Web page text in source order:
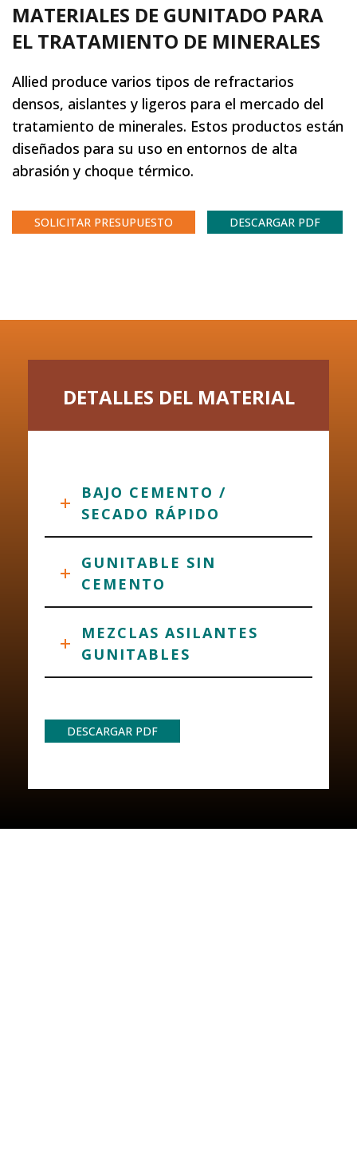
MATERIALES DE GUNITADO PARA
EL TRATAMIENTO DE MINERALES
Allied produce varios tipos de refractarios
densos, aislantes y ligeros para el mercado del
tratamiento de minerales. Estos productos están
diseñados para su uso en entornos de alta
abrasión y choque térmico.
SOLICITAR PRESUPUESTO DESCARGAR PDF
DETALLES DEL MATERIAL
BAJO CEMENTO /
SECADO RÁPIDO
GUNITABLE SIN
CEMENTO
MEZCLAS ASILANTES
GUNITABLES
DESCARGAR PDF